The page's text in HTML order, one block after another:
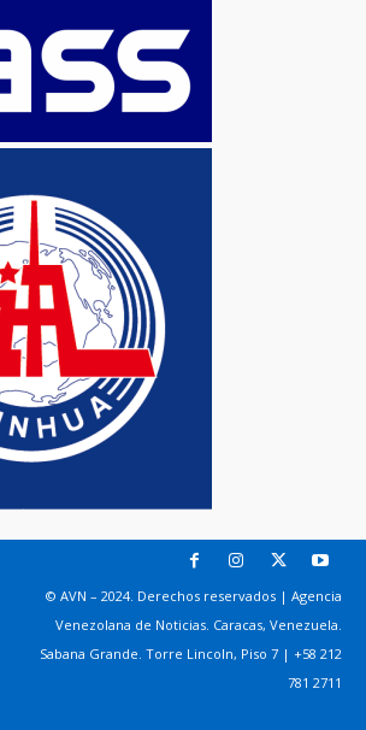
© AVN – 2024. Derechos reservados | Agencia
Venezolana de Noticias. Caracas, Venezuela.
Sabana Grande. Torre Lincoln, Piso 7 | +58 212
781 2711